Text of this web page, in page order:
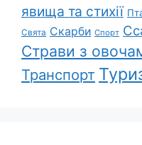
явища та стихії
Свята Скарби Спорт
Страви з
Транспорт